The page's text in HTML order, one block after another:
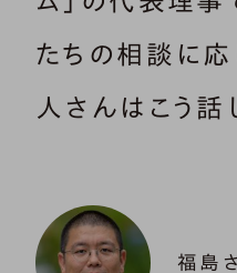
たちの相談に応
人さんはこう話
福島